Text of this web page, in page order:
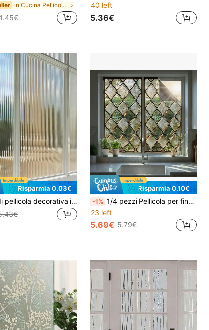
in Cucina Pellicole per finestre
40 left
5.36€
Risparmia 0.03€
1 rotolo di pellicola decorativa incanalata per finestre, protegge il 96% dei raggi UV, protegge la privacy domestica dagli sguardi indiscreti, adatta per casa, ufficio, cucina
Risparmia 0.10€
-1% 1/4 pezzi Pellicola per finestre in stile retrò con motivo a diamante, oscurante e privacy, senza colla, riutilizzabile con adesione elettrostatica in PVC, adatta per bagni, cucine, camere da letto e decorazione della casa.
23 left
5.69€ 5.79€